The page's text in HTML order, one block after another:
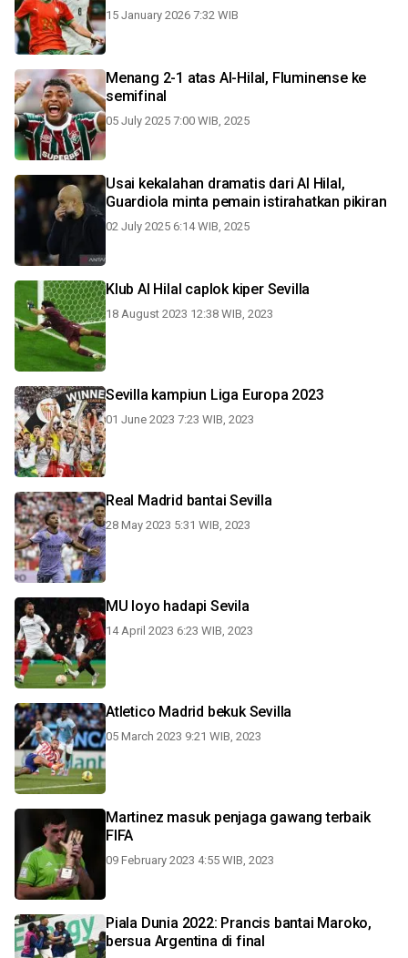
15 January 2026 7:32 WIB
Menang 2-1 atas Al-Hilal, Fluminense ke
semifinal
05 July 2025 7:00 WIB, 2025
Usai kekalahan dramatis dari Al Hilal,
Guardiola minta pemain istirahatkan pikiran
02 July 2025 6:14 WIB, 2025
Klub Al Hilal caplok kiper Sevilla
18 August 2023 12:38 WIB, 2023
Sevilla kampiun Liga Europa 2023
01 June 2023 7:23 WIB, 2023
Real Madrid bantai Sevilla
28 May 2023 5:31 WIB, 2023
MU loyo hadapi Sevila
14 April 2023 6:23 WIB, 2023
Atletico Madrid bekuk Sevilla
05 March 2023 9:21 WIB, 2023
Martinez masuk penjaga gawang terbaik
FIFA
09 February 2023 4:55 WIB, 2023
Piala Dunia 2022: Prancis bantai Maroko,
bersua Argentina di final